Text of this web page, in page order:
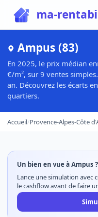
ma-
Ampus (83)
En 2025, le prix médian
€/m², sur 9 ventes
an. Découvrez les écarts
quartiers.
Accueil/Provence-Alpes-Côte
Un bien en vue à Ampus ?
Lance une simulation avec
le cashflow avant de faire